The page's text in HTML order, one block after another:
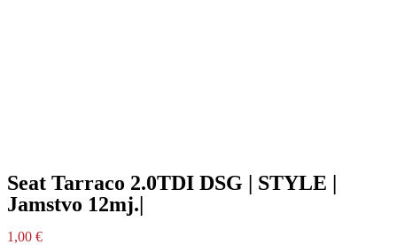
Seat Tarraco 2.0TDI DSG | STYLE |
Jamstvo 12mj.|
1,00 €